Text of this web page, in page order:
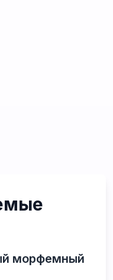
морфемный